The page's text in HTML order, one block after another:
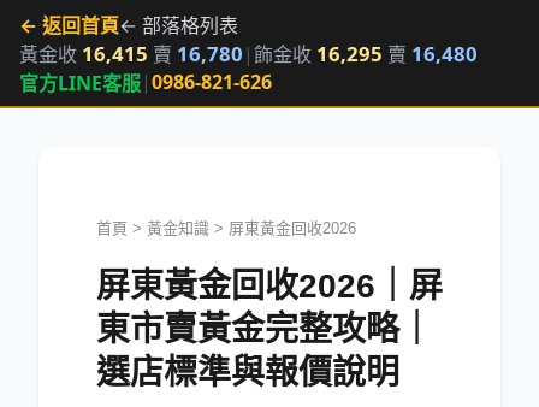
← 返回首頁← 部落格列表
黃金收 16,415 賣 16,780 |飾金收 16,295 賣 16,480
官方LINE客服|0986-821-626
首頁 > 黃金知識 > 屏東黃金回收2026
屏東黃金回收2026｜屏
東市賣黃金完整攻略｜
選店標準與報價說明